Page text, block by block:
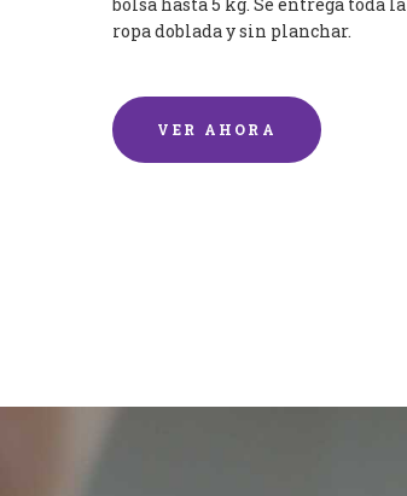
ropa doblada y sin planchar.
VER AHORA